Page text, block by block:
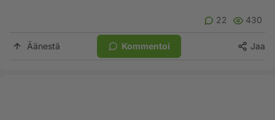
22 430
Äänestä Kommentoi Jaa